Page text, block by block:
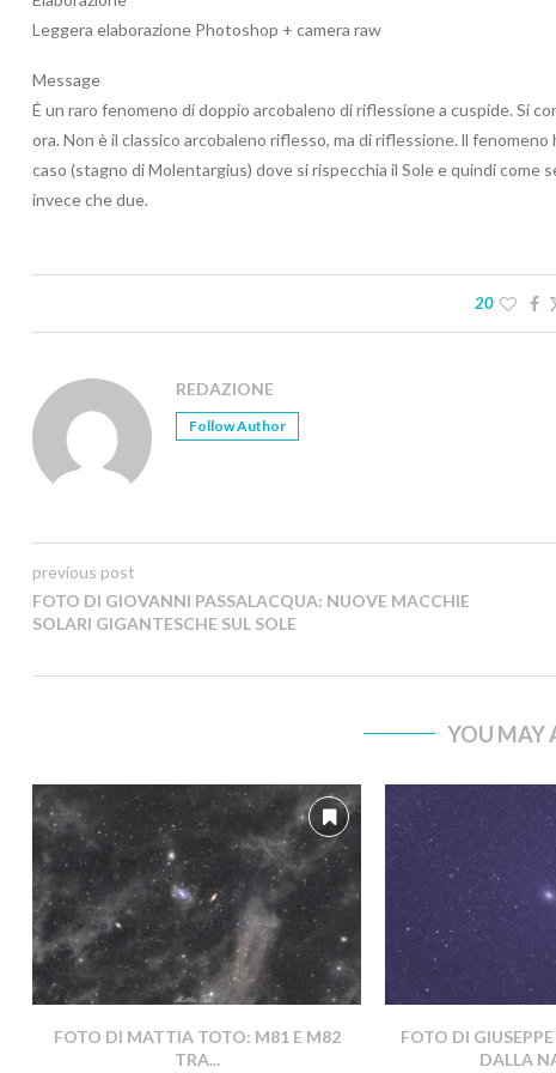
Leggera elaborazione Photoshop + camera raw
Message
É un raro fenomeno di doppio arcobaleno di riflessione a cuspide. Si
ora. Non è il classico arcobaleno riflesso, ma di riflessione. ll
caso (stagno di Molentargius) dove si rispecchia il Sole e quindi
invece che due.
20
REDAZIONE
Follow Author
previous post
FOTO DI GIOVANNI PASSALACQUA: NUOVE MACCHIE
SOLARI GIGANTESCHE SUL SOLE
YOU MAY
FOTO DI MATTIA TOTO: M81 E M82
TRA...
FOTO DI
DALLA